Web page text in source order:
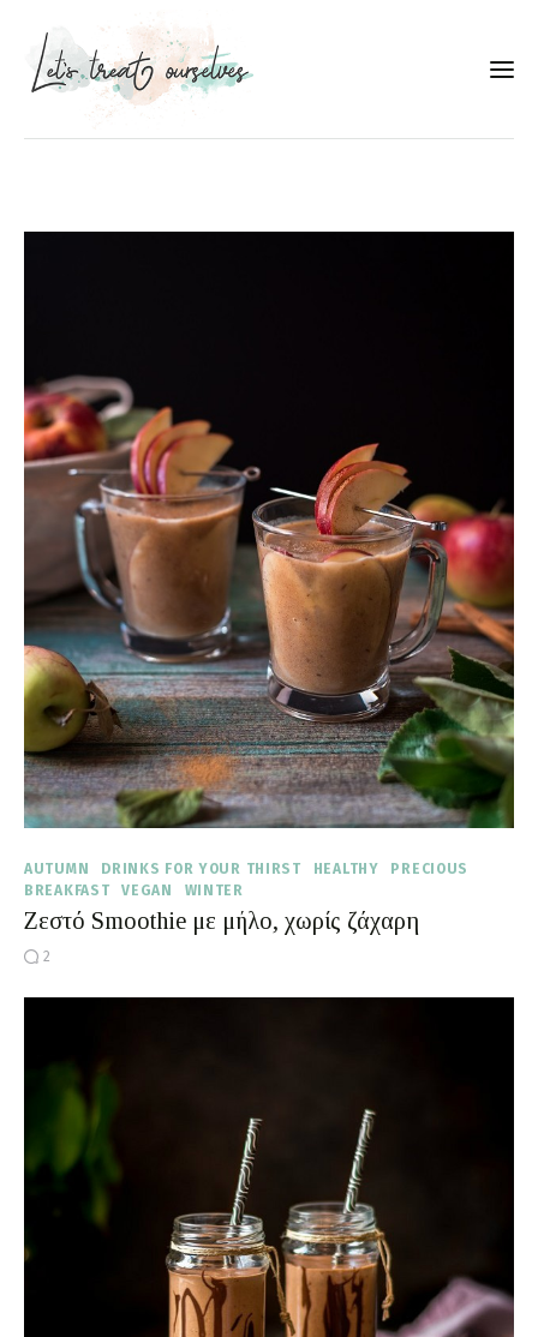
Food photography tips
Επικοινωνία
Συνεργασίες
Moments of Mine
FAQ
AUTUMN DRINKS FOR YOUR THIRST HEALTHY
PRECIOUS
BREAKFAST
VEGAN WINTER
Ζεστό Smoothie με μήλο, χωρίς ζάχαρη
2